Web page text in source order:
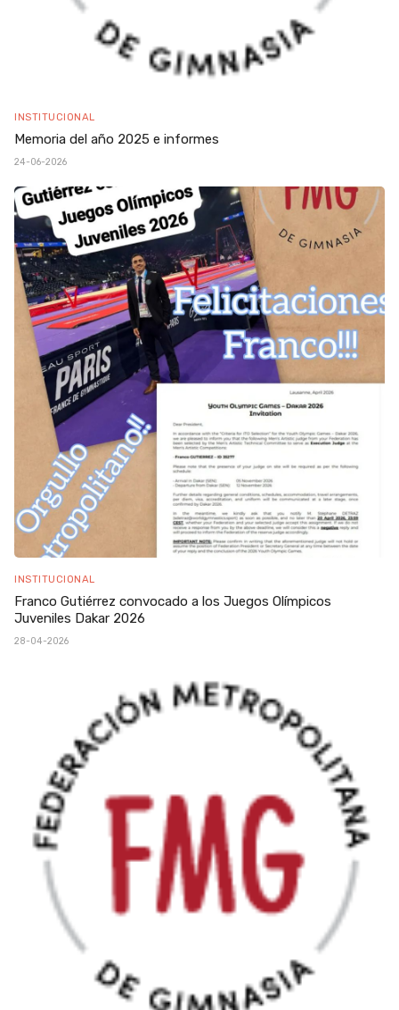
INSTITUCIONAL
Memoria del año 2025 e informes
24-06-2026
INSTITUCIONAL
Franco Gutiérrez convocado a los Juegos Olímpicos
Juveniles Dakar 2026
28-04-2026